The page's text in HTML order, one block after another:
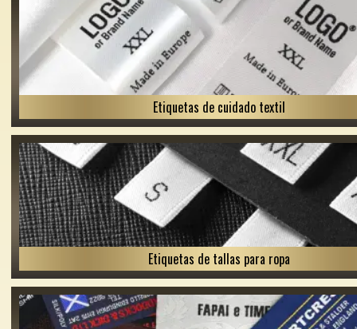
Etiquetas de cuidado textil
Etiquetas de tallas para ropa